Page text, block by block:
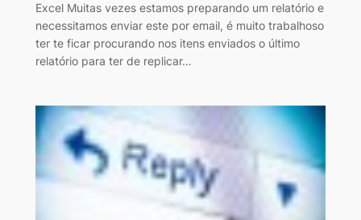
Excel Muitas vezes estamos preparando um relatório e
necessitamos enviar este por email, é muito trabalhoso
ter te ficar procurando nos itens enviados o último
relatório para ter de replicar…